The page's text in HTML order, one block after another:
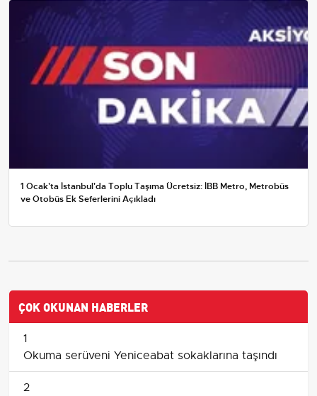
1 Ocak'ta İstanbul'da Toplu Taşıma Ücretsiz: İBB Metro, Metrobüs
ve Otobüs Ek Seferlerini Açıkladı
ÇOK OKUNAN HABERLER
1
Okuma serüveni Yeniceabat sokaklarına taşındı
2